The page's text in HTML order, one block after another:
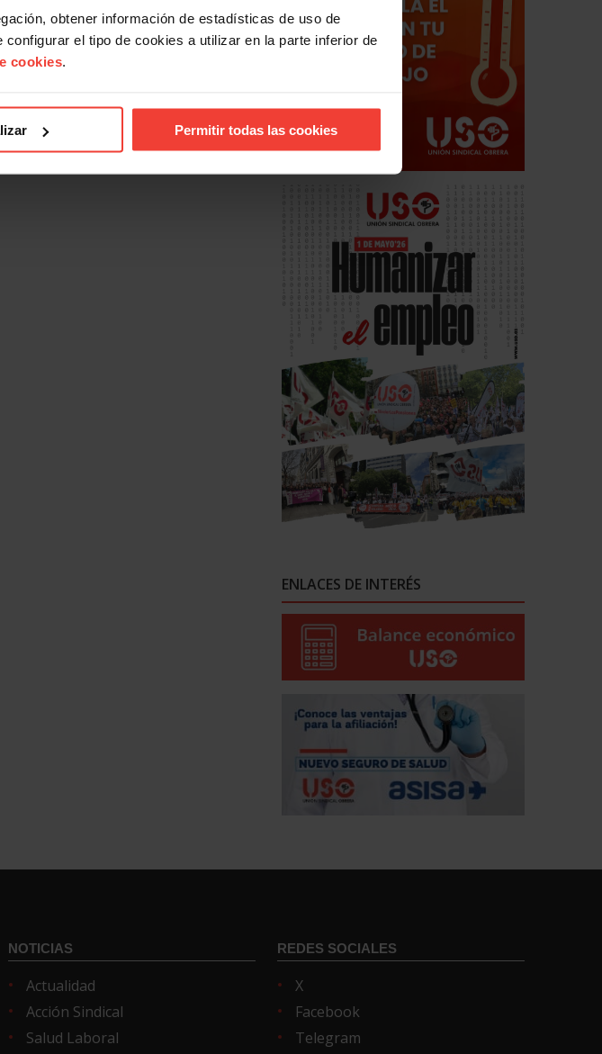
obtener información de estadísticas de uso de
el tipo de cookies a utilizar en la parte inferior de
cookies.
Permitir todas las cookies
ENLACES DE INTERÉS
NOTICIAS
Actualidad
Acción Sindical
Salud Laboral
REDES SOCIALES
X
Facebook
Telegram